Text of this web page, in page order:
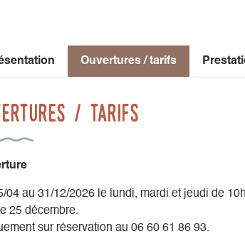
Ouvertures / tarifs
/ tarifs
04 au 31/12/2026 le lundi, mardi et jeudi de
25 décembre.
sur réservation au 06 60 61 86 93.